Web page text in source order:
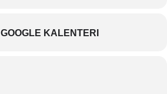
GOOGLE KALENTERI